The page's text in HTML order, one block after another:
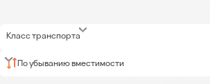
Класс транспорта
По убыванию вместимости